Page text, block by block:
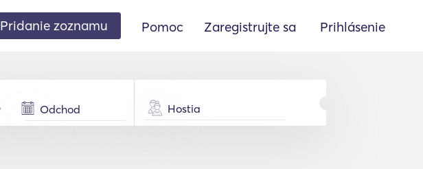
Pridanie zoznamu Pomoc Zaregistrujte sa Prihlásenie
Hostia